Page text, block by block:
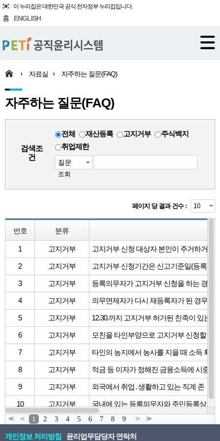
이 누리집은 대한민국 공식 전자정부 누리집입니다.
홈 ENGLISH
자료실 자주하는 질문(FAQ)
자주하는 질문(FAQ)
검색조
건
전체 재산등록 고지거부
주식백지
취업제한
조회
페이지 당 결과 건수 :
번호 분류
1 고지거부
2 고지거부
3 고지거부
4 고지거부
5 고지거부
6 고지거부
7 고지거부 타인의 농지에서 농사를 지을 때 소득 확인
8 고지거부 적금 등 이자가 정해진 금융소득에 시중
9 고지거부
10 고지거부
<< < 1 2 3 4 5 6 7 8 9 > >>
개인정보 처리방침 윤리업무담당자 연락처